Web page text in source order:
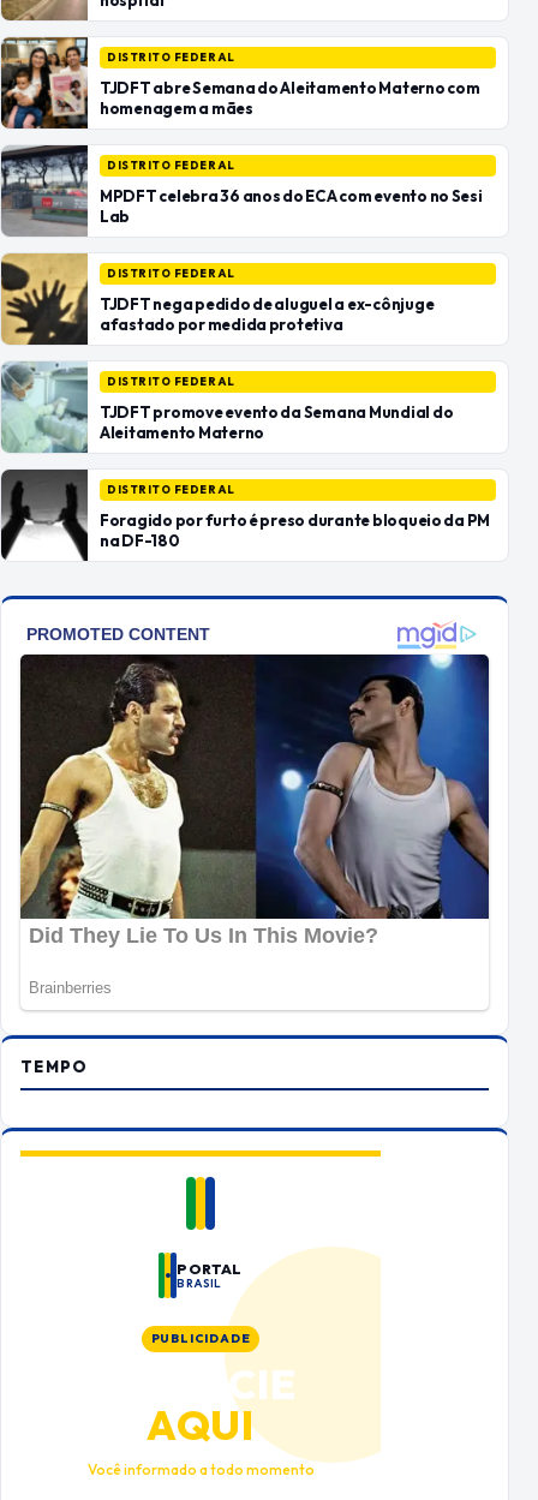
DISTRITO FEDERAL
TJDFT abre Semana do Aleitamento Materno com
homenagem a mães
DISTRITO FEDERAL
MPDFT celebra 36 anos do ECA com evento no Sesi
Lab
DISTRITO FEDERAL
TJDFT nega pedido de aluguel a ex-cônjuge
afastado por medida protetiva
DISTRITO FEDERAL
TJDFT promove evento da Semana Mundial do
Aleitamento Materno
DISTRITO FEDERAL
Foragido por furto é preso durante bloqueio da PM
na DF-180
TEMPO
PORTAL
BRASIL
PUBLICIDADE
ANUNCIE
AQUI
Você informado a todo momento